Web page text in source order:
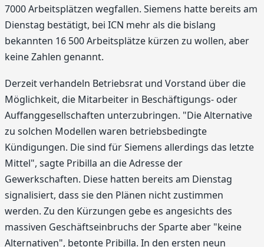
7000 Arbeitsplätzen wegfallen. Siemens hatte bereits am
Dienstag bestätigt, bei ICN mehr als die bislang
bekannten 16 500 Arbeitsplätze kürzen zu wollen, aber
keine Zahlen genannt.
Derzeit verhandeln Betriebsrat und Vorstand über die
Möglichkeit, die Mitarbeiter in Beschäftigungs- oder
Auffanggesellschaften unterzubringen. "Die Alternative
zu solchen Modellen waren betriebsbedingte
Kündigungen. Die sind für Siemens allerdings das letzte
Mittel", sagte Pribilla an die Adresse der
Gewerkschaften. Diese hatten bereits am Dienstag
signalisiert, dass sie den Plänen nicht zustimmen
werden. Zu den Kürzungen gebe es angesichts des
massiven Geschäftseinbruchs der Sparte aber "keine
Alternativen", betonte Pribilla. In den ersten neun